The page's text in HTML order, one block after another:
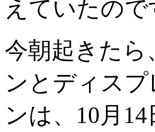
えていたの
今朝起きた
ンとディス
ンは、10月